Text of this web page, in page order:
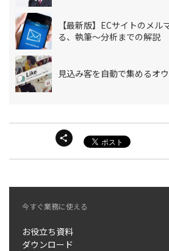
【最新版】ECサイトのメ
る、執筆～分析までの解説
見込み客を自動で集めるオ
今すぐ業務に使える
お役立ち資料
ダウンロード